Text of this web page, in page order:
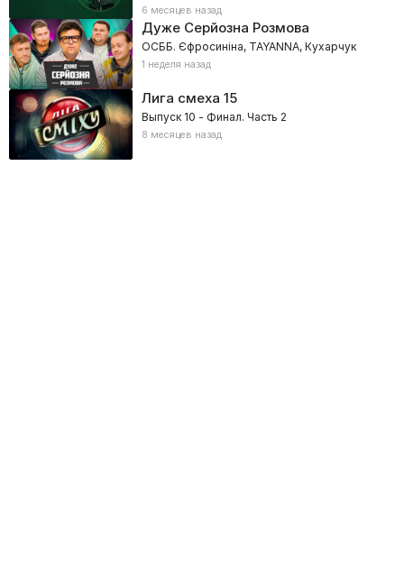
6 месяцев назад
Дуже Серйозна Розмова
ОСББ. Єфросиніна, TAYANNA, Кухарчук
1 неделя назад
Лига смеха 15
Выпуск 10 - Финал. Часть 2
8 месяцев назад